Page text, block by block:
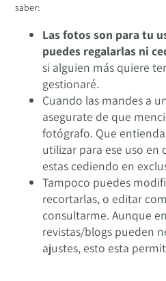
saber:
Las fotos son para tu
puedes regalarlas ni
si alguien más quiere
gestionaré.
Cuando las mandes a
asegurate de que
fotógrafo. Que
utilizar para ese uso en
estas cediendo en
Tampoco puedes
recortarlas, o editar
consultarme. Aunque
revistas/blogs pueden
ajustes, esto esta